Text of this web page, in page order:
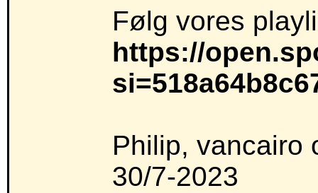
Følg vores
https://
Philip, vancairo
30/7-2023